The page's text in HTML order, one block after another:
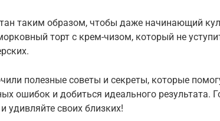
таким образом, чтобы даже начинающий
торт с крем-чизом, который не
полезные советы и секреты, которые
ошибок и добиться идеального результата.
удивляйте своих близких!